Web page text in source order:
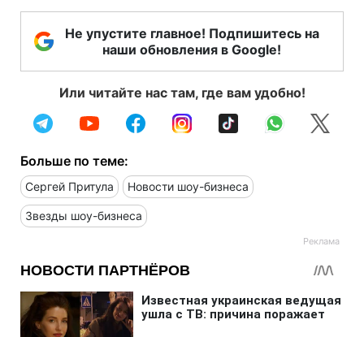
Не упустите главное! Подпишитесь на
наши обновления в Google!
Или читайте нас там, где вам удобно!
Больше по теме:
Сергей Притула Новости шоу-бизнеса
Звезды шоу-бизнеса